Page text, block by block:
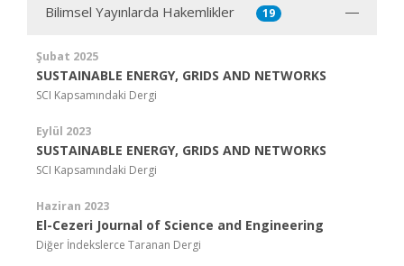
Bilimsel Yayınlarda Hakemlikler 19
Şubat 2025
SUSTAINABLE ENERGY, GRIDS AND NETWORKS
SCI Kapsamındaki Dergi
Eylül 2023
SUSTAINABLE ENERGY, GRIDS AND NETWORKS
SCI Kapsamındaki Dergi
Haziran 2023
El-Cezeri Journal of Science and Engineering
Diğer İndekslerce Taranan Dergi